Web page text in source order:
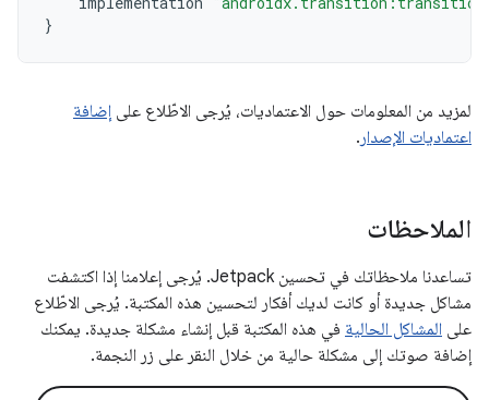
}
لمزيد من المعلومات حول الاعتماديات، يُرجى الاطّلاع على إضافة
اعتماديات الإصدار .
الملاحظات
تساعدنا ملاحظاتك في تحسين Jetpack. يُرجى إعلامنا إذا اكتشفت
مشاكل جديدة أو كانت لديك أفكار لتحسين هذه المكتبة. يُرجى الاطّلاع
على المشاكل الحالية في هذه المكتبة قبل إنشاء مشكلة جديدة. يمكنك
إضافة صوتك إلى مشكلة حالية من خلال النقر على زر النجمة.